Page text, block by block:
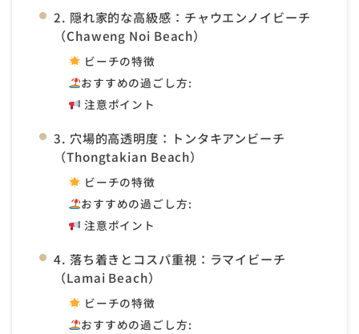
2. 隠れ家的な高級感：チャウエンノイビーチ
（Chaweng Noi Beach）
ビーチの特徴
おすすめの過ごし方:
注意ポイント
3. 穴場的高透明度：トンタキアンビーチ
（Thongtakian Beach）
ビーチの特徴
おすすめの過ごし方:
注意ポイント
4. 落ち着きとコスパ重視：ラマイビーチ
（Lamai Beach）
ビーチの特徴
おすすめの過ごし方: